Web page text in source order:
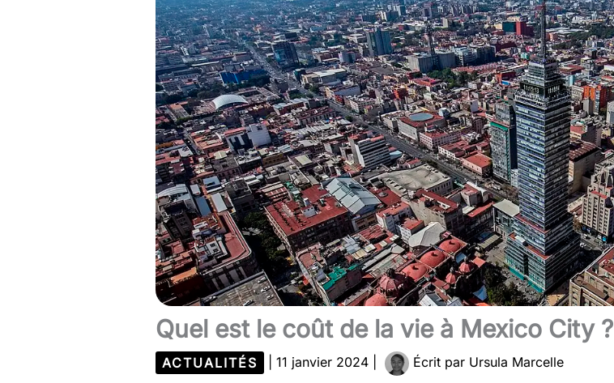
Quel est le coût de la vie à Mexico City ?
ACTUALITÉS 11 janvier 2024 Écrit par Ursula Marcelle